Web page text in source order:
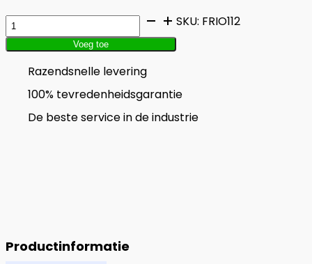
Rundvlees
kroket
20%
aantal
Voeg toe
SKU: FRIO112
Razendsnelle levering
100% tevredenheidsgarantie
De beste service in de industrie
Productinformatie